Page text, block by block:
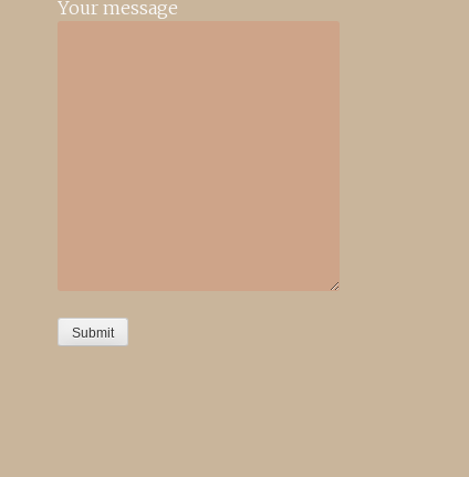
Your message